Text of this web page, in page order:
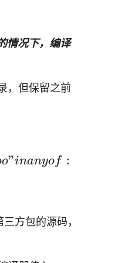
情况下，编译
，但保留之前
"inanyof :
方包的源码，